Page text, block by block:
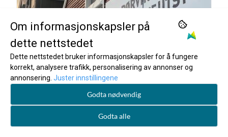
Frøystad kjøper selskap i Rørvik
Frøystad AS kjøper Rørvik Garn og Fiskeutstyr AS
Lokal tilstedeværelse er viktig for å lykkes i
Les mer...
Om informasjonskapsler på
dette nettstedet
Dette nettstedet bruker informasjonskapsler for å fungere
korrekt, analysere trafikk, personalisering av annonser og
annonsering. Juster innstillingene
Godta nødvendig
Godta alle